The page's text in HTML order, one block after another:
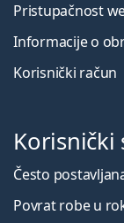
Pristupačnost
Informacije o
Korisnički račun
Korisnički
Često
Povrat robe u